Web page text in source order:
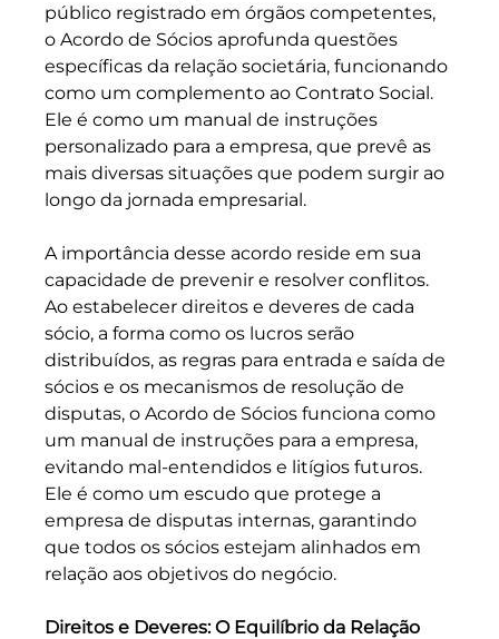
público registrado em órgãos competentes,
o Acordo de Sócios aprofunda questões
específicas da relação societária, funcionando
como um complemento ao Contrato Social.
Ele é como um manual de instruções
personalizado para a empresa, que prevê as
mais diversas situações que podem surgir ao
longo da jornada empresarial.
A importância desse acordo reside em sua
capacidade de prevenir e resolver conflitos.
Ao estabelecer direitos e deveres de cada
sócio, a forma como os lucros serão
distribuídos, as regras para entrada e saída de
sócios e os mecanismos de resolução de
disputas, o Acordo de Sócios funciona como
um manual de instruções para a empresa,
evitando mal-entendidos e litígios futuros.
Ele é como um escudo que protege a
empresa de disputas internas, garantindo
que todos os sócios estejam alinhados em
relação aos objetivos do negócio.
Direitos e Deveres: O Equilíbrio da Relação